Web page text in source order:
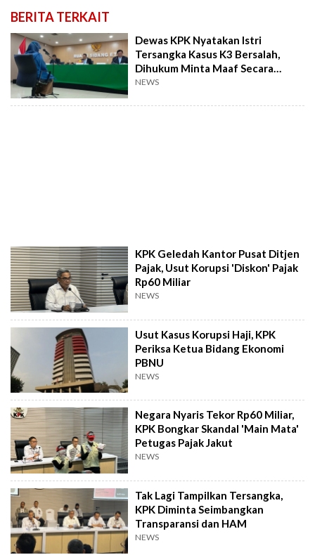
BERITA TERKAIT
Dewas KPK Nyatakan Istri
Tersangka Kasus K3 Bersalah,
Dihukum Minta Maaf Secara
Terbuka
NEWS
KPK Geledah Kantor Pusat Ditjen
Pajak, Usut Korupsi 'Diskon' Pajak
Rp60 Miliar
NEWS
Usut Kasus Korupsi Haji, KPK
Periksa Ketua Bidang Ekonomi
PBNU
NEWS
Negara Nyaris Tekor Rp60 Miliar,
KPK Bongkar Skandal 'Main Mata'
Petugas Pajak Jakut
NEWS
Tak Lagi Tampilkan Tersangka,
KPK Diminta Seimbangkan
Transparansi dan HAM
NEWS